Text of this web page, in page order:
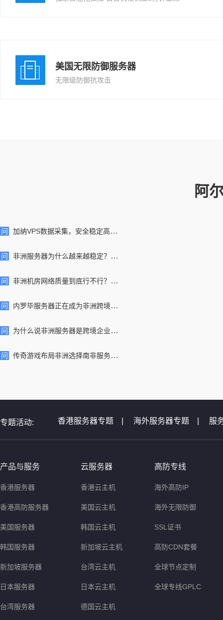
美国无限防御服务器
无限级防御抗攻击
阿
问 加纳VPS数据采集，安全稳定高效率，非洲爬虫/舆情/调研首选
问 非洲服务器为什么越来越稳定？揭秘国际网络优化背后的核心技术
问 非洲机房网络质量到底行不行？真实线路、延迟与稳定性全面解析
问 内罗毕服务器正在成为非洲跨境企业最热门的核心部署节点之一
问 为什么说非洲服务器是跨境企业的新增长入口？
问 传奇游戏布局非洲选择南非服务器的优势特点
专题活动: 香港服务器专题 海外服务器专题 服
全球服务器介绍专题 | 全球云主机专题 |
产品与服务
香港服务器
香港高防服务器
美国服务器
韩国服务器
新加坡服务器
日本服务器
台湾服务器
云服务器
香港云主机
美国云主机
韩国云主机
新加坡云主机
台湾云主机
日本云主机
德国云主机
高防专线
海外高防IP
海外无限防御
SSL证书
高防CDN套餐
全球节点定制
全球专线GPLC